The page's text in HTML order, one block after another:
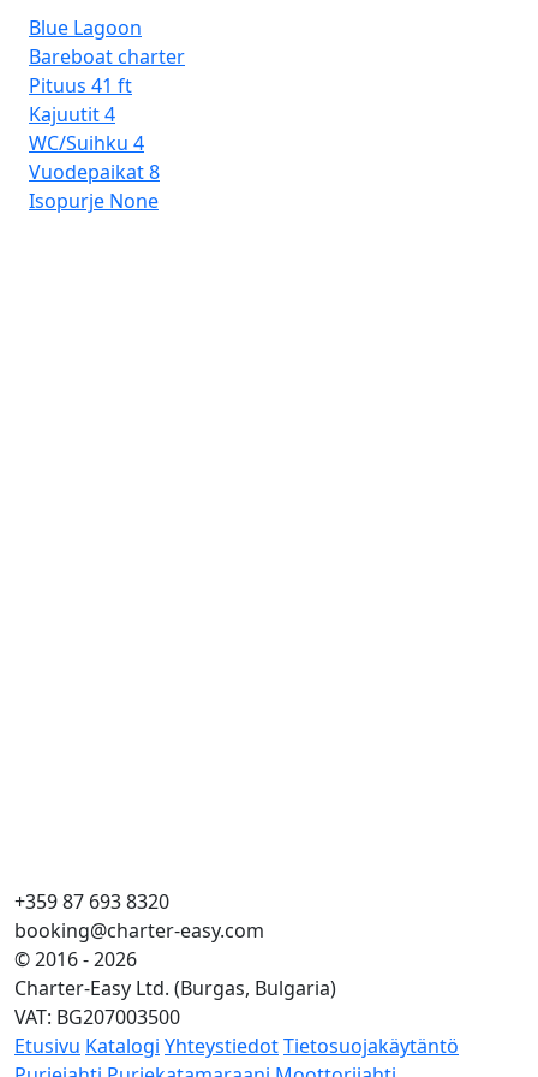
Blue Lagoon
Bareboat charter
Pituus 41 ft
Kajuutit4
WC/Suihku 4
Vuodepaikat8
Isopurje None
+359 87 693 8320
booking@charter-easy.com
© 2016 - 2026
Charter-Easy Ltd. (Burgas, Bulgaria)
VAT: BG207003500
Etusivu Katalogi YhteystiedotTietosuojakäytäntö